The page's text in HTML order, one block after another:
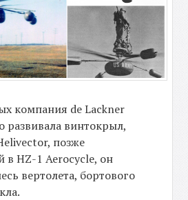
компания de Lackner
винтокрыл,
позже
в HZ-1 Aerocycle, он
вертолета, бортового